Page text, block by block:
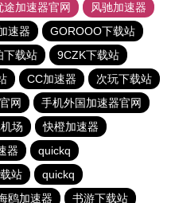
途加速器官网
风驰加速器
速器
GOROOO下载站
下载站
9CZK下载站
CC加速器
次玩下载站
网
手机外国加速器官网
场
快橙加速器
器
quickq
站
quickq
鸥加速器 书游下载站